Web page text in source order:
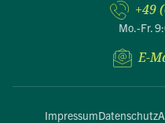
+49
Mo.-Fr.
E-
ImpressumDatenschutz